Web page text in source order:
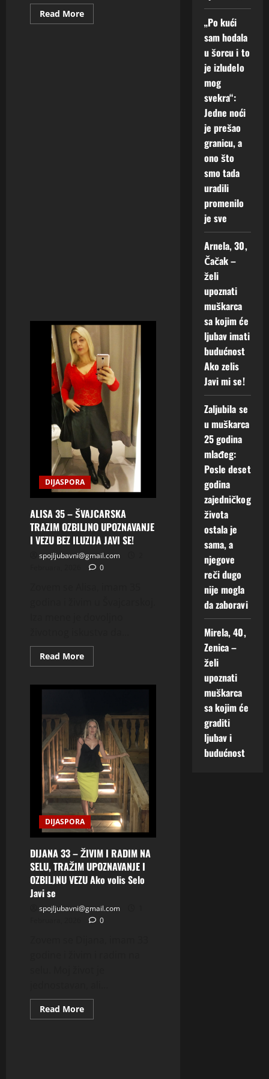
Read MoreRead
more
DIJASPORA
ALISA 35 – ŠVAJCARSKA
TRAZIM OZBILJNO UPOZNAVANJE
I VEZU BEZ ILUZIJA JAVI SE!
spojljubavni@gmail.com
0
Read MoreRead
more
TRAZIM
OZBILJNO
UPOZNAVANJE
I
VEZU
BEZ
ILUZIJA
JAVI
SE!
DIJASPORA
DIJANA 33 – ŽIVIM I RADIM NA
SELU, TRAŽIM UPOZNAVANJE I
OZBILJNU VEZU Ako volis Selo
Javi se
spojljubavni@gmail.com
0
Read MoreRead
more
2026
0
„Po kući
sam hodala
u šorcu i to
je izludelo
mog
svekra“:
Jedne noći
je prešao
granicu, a
ono što
smo tada
uradili
promenilo
je sve
Arnela, 30,
Čačak –
želi
upoznati
muškarca
sa kojim će
ljubav imati
budućnost
Ako zelis
Javi mi se!
Zaljubila se
u muškarca
25 godina
mlađeg:
Posle deset
godina
zajedničkog
života
ostala je
sama, a
njegove
reči dugo
nije mogla
da zaboravi
Mirela, 40,
Zenica –
želi
upoznati
muškarca
sa kojim će
graditi
ljubav i
budućnost